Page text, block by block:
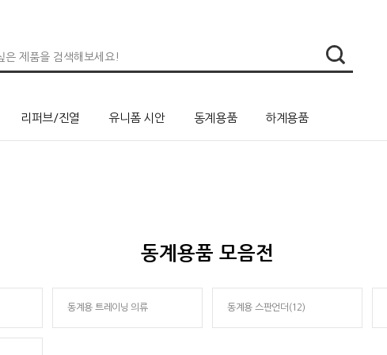
리퍼브/진열 유니폼 시안 동계용품 하계용품
동계용품 모음전
동계용 트레이닝 의류 동계용 스판언더(12)